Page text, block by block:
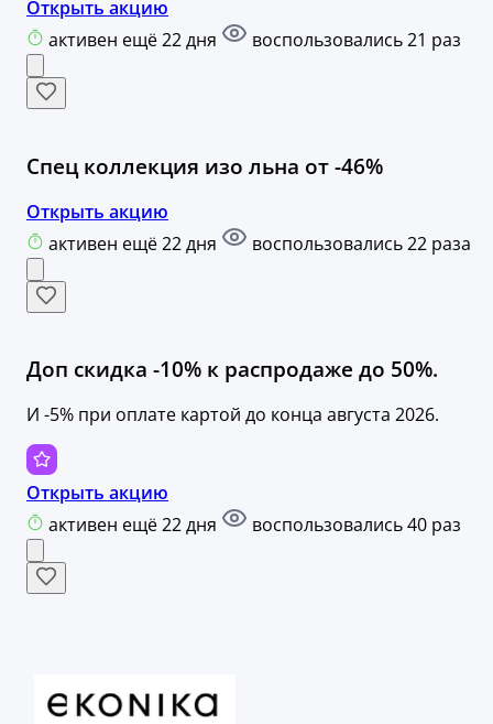
Открыть акцию
активен ещё 22 дня
воспользовались 21 раз
Спец коллекция изо льна от -46%
Открыть акцию
активен ещё 22 дня
воспользовались 22 раза
Доп скидка -10% к распродаже до 50%.
И -5% при оплате картой до конца августа 2026.
Открыть акцию
активен ещё 22 дня
воспользовались 40 раз